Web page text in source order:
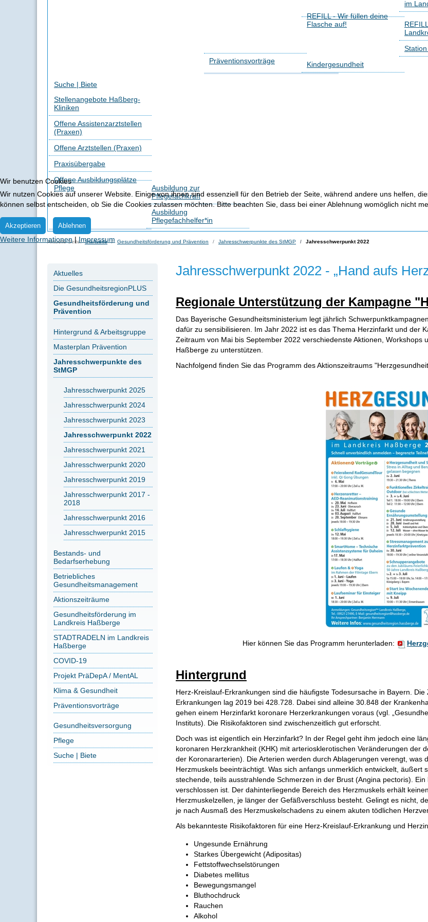
im
REFILL - Wir füllen deine
Flasche auf!
Präventionsvorträge
Kindergesundheit
Suche | Biete
Stellenangebote Haßberg-
Kliniken
Offene Assistenzarztstellen
(Praxen)
Offene Arztstellen (Praxen)
Praxisübergabe
Offene Ausbildungsplätze
Pflege
Ausbildung zur
Pflegefachkraft
Ausbildung
Pflegefachhelfer*in
Aktuelle Seite:Startseite Gesundheitsförderung und Prävention Jahresschwerpunkte des StMGP Jahresschwerpunkt 2022
Aktuelles
Die GesundheitsregionPLUS
Gesundheitsförderung und
Prävention
Hintergrund & Arbeitsgruppe
Masterplan Prävention
Jahresschwerpunkte des
StMGP
Jahresschwerpunkt 2025
Jahresschwerpunkt 2024
Jahresschwerpunkt 2023
Jahresschwerpunkt 2022
Jahresschwerpunkt 2021
Jahresschwerpunkt 2020
Jahresschwerpunkt 2019
Jahresschwerpunkt 2017 -
2018
Jahresschwerpunkt 2016
Jahresschwerpunkt 2015
Bestands- und
Bedarfserhebung
Betriebliches
Gesundheitsmanagement
Aktionszeiträume
Gesundheitsförderung im
Landkreis Haßberge
STADTRADELN im Landkreis
Haßberge
COVID-19
Projekt PräDepA / MentAL
Klima & Gesundheit
Präventionsvorträge
Gesundheitsversorgung
Pflege
Suche | Biete
Jahresschwerpunkt 2022 - „Hand aufs
Regionale Unterstützung der Kampagne
Das Bayerische Gesundheitsministerium legt jährlich
dafür zu sensibilisieren. Im Jahr 2022 ist es das Thema Herzinfarkt und der
Zeitraum von Mai bis September 2022 verschiedenste Aktionen,
Haßberge zu unterstützen.
Nachfolgend finden Sie das Programm des Aktionszeitraums
Hier können Sie das Programm herunterladen:
Hintergrund
Herz-Kreislauf-Erkrankungen sind die häufigste Todesursache in Bayern.
Erkrankungen lag 2019 bei 428.728. Dabei sind alleine 30.848 der
gehen einem Herzinfarkt koronare Herzerkrankungen voraus (vgl.
Instituts). Die Risikofaktoren sind zwischenzeitlich gut erforscht.
Doch was ist eigentlich ein Herzinfarkt? In der Regel geht ihm jedoch eine
koronaren Herzkrankheit (KHK) mit arteriosklerotischen Veränderungen der
der Koronararterien). Die Arterien werden durch Ablagerungen verengt,
Herzmuskels beeinträchtigt. Was sich anfangs unmerklich entwickelt,
stechende, teils ausstrahlende Schmerzen in der Brust (Angina pectoris).
verschlossen ist. Der dahinterliegende Bereich des Herzmuskels erhält
Herzmuskelzellen, je länger der Gefäßverschluss besteht. Gelingt es nicht,
je nach Ausmaß des Herzmuskelschadens zu einem akuten tödlichen
Als bekannteste Risikofaktoren für eine Herz-Kreislauf-Erkrankung und
Ungesunde Ernährung
Starkes Übergewicht (Adipositas)
Fettstoffwechselstörungen
Diabetes mellitus
Bewegungsmangel
Bluthochdruck
Rauchen
Alkohol
Wir benutzen Cookies
Wir nutzen Cookies auf unserer Website. Einige von ihnen sind essenziell für den Betrieb der Seite, während andere uns helfen,
können selbst entscheiden, ob Sie die Cookies zulassen möchten. Bitte beachten Sie, dass bei einer Ablehnung womöglich nicht
Akzeptieren Ablehnen
Weitere Informationen|Impressum